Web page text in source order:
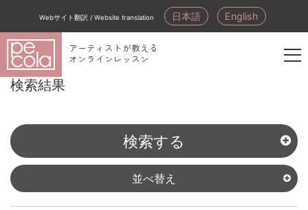
Webサイト翻訳 / Website translation 日本語 English
アーティストが教える
オンラインレッスン
員
登
録
検索結果
検索する
並べ替え